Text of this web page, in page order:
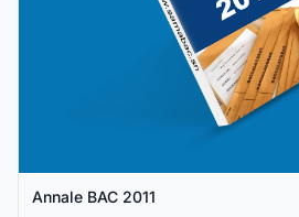
Annale BAC 2011